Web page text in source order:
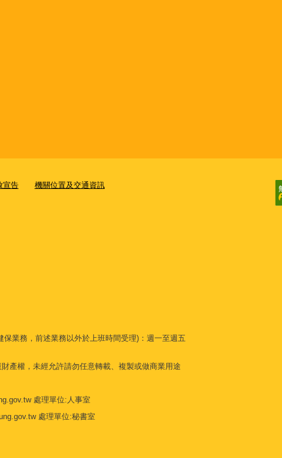
宣告 機關位置及交通資訊
業務，前述業務以外於上班時間受理)：週一至週五
產權，未經允許請勿任意轉載、複製或做商業用途
處理單位:人事室
處理單位:秘書室